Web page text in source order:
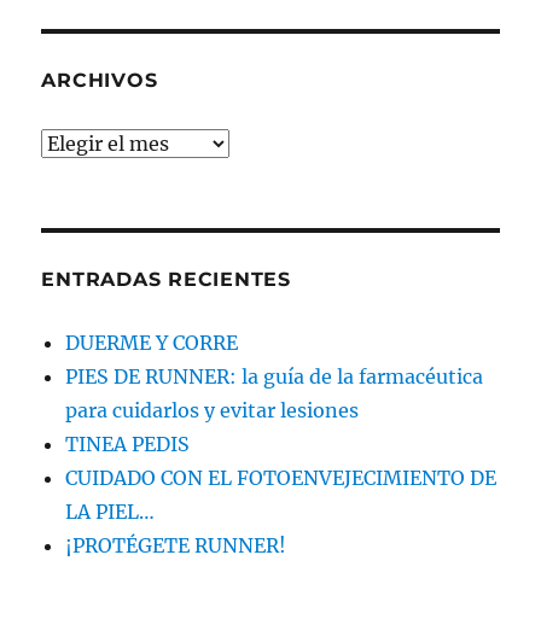
BUSCAS
ARCHIVOS
Archivos
ENTRADAS RECIENTES
DUERME Y CORRE
PIES DE RUNNER: la guía de la farmacéutica
para cuidarlos y evitar lesiones
TINEA PEDIS
CUIDADO CON EL FOTOENVEJECIMIENTO DE
LA PIEL…
¡PROTÉGETE RUNNER!